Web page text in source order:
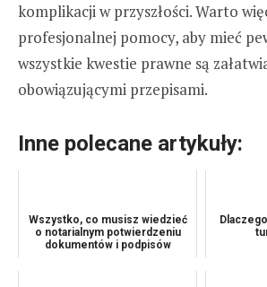
komplikacji w przyszłości. Warto
profesjonalnej pomocy, aby mieć
wszystkie kwestie prawne są
obowiązującymi przepisami.
Inne polecane artykuły:
Wszystko, co musisz wiedzieć
o notarialnym potwierdzeniu
dokumentów i podpisów